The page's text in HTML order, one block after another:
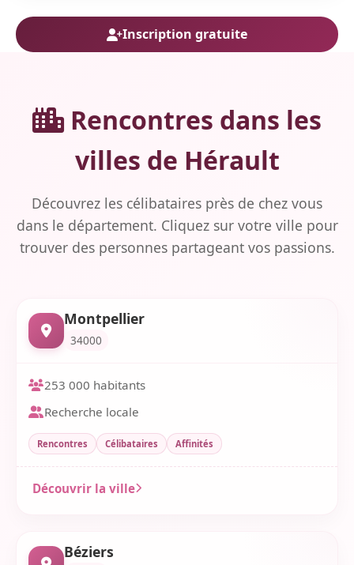
Inscription gratuite
Rencontres dans les
villes de Hérault
Découvrez les célibataires près de chez vous
dans le département. Cliquez sur votre ville pour
trouver des personnes partageant vos passions.
Montpellier
34000
253 000 habitants
Recherche locale
Rencontres Célibataires Affinités
Découvrir la ville
Béziers